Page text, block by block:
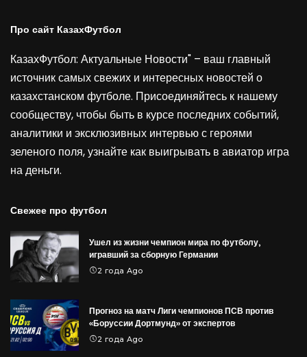
Про сайт КазахФутбол
КазахФутбол: Актуальные Новости" – ваш главный
источник самых свежих и интересных новостей о
казахстанском футболе. Присоединяйтесь к нашему
сообществу, чтобы быть в курсе последних событий,
аналитики и эксклюзивных интервью с героями
зеленого поля, узнайте как выигрывать в авиатор игра
на деньги.
Свежее про футбол
Ушел из жизни чемпион мира по футболу,
игравший за сборную Германии
2 года Ago
Прогноз на матч Лиги чемпионов ПСВ против
«Боруссии Дортмунд» от экспертов
2 года Ago